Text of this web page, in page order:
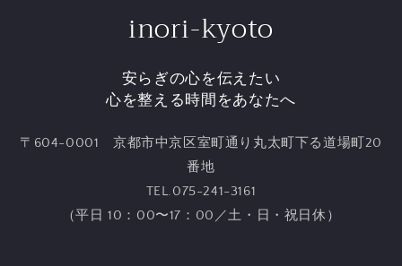
inori-kyoto
安らぎの心を伝えたい
心を整える時間をあなたへ
〒604-0001 京都市中京区室町通り丸太町下る道場町20
番地
TEL.075-241-3161
（平日 10：00〜17：00／土・日・祝日休）